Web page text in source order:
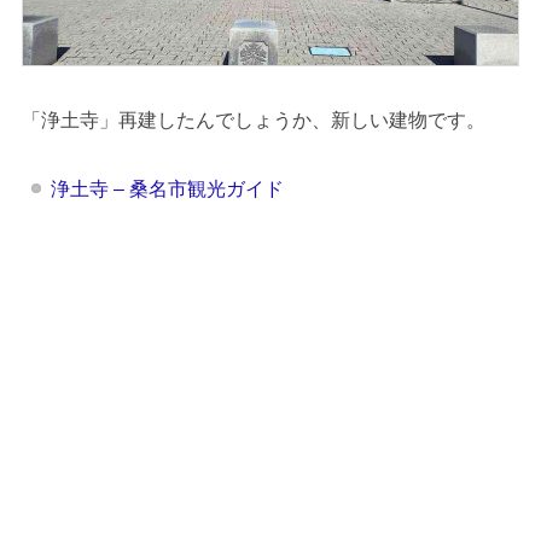
「浄土寺」再建したんでしょうか、新しい建物です。
浄土寺 – 桑名市観光ガイド